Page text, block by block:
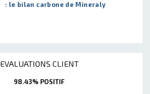
: le bilan carbone de Mineraly
EVALUATIONS CLIENT
98.43% POSITIF